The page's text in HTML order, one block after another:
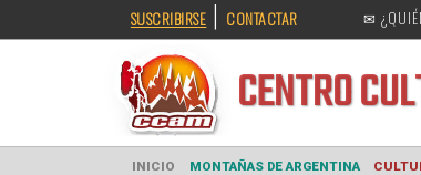
SUSCRIBIRSE | CONTACTAR ✉
CENTRO